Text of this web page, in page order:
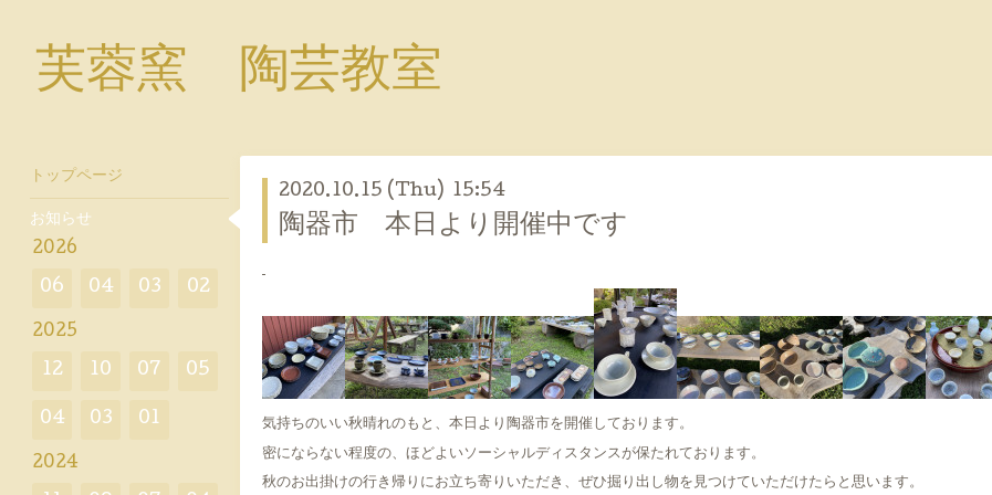
芙蓉窯 陶芸教室
2020.10.15 (Thu) 15:54
陶器市 本日より開催中です
気持ちのいい秋晴れのもと、本日より陶器市を開催しております。
密にならない程度の、ほどよいソーシャルディスタンスが保たれております。
秋のお出掛けの行き帰りにお立ち寄りいただき、ぜひ掘り出し物を見つけていただけたらと思います。
トップページ
お知らせ
2026
06 04 03 02
2025
12 10 07 05
04 03 01
2024